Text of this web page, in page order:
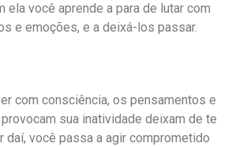
ela você aprende a para de lutar com
e emoções, e a deixá-los passar.
com consciência, os pensamentos e
sua inatividade deixam de te
daí, você passa a agir comprometido